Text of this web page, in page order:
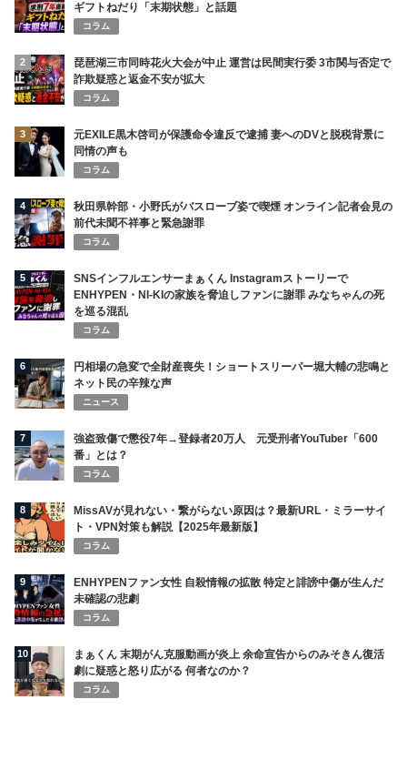
ギフトねだり「末期状態」と話題
コラム
2
琵琶湖三市同時花火大会が中止 運営は民間実行委 3市関与否定で
詐欺疑惑と返金不安が拡大
コラム
3
元EXILE黒木啓司が保護命令違反で逮捕 妻へのDVと脱税背景に
同情の声も
コラム
4
秋田県幹部・小野氏がバスローブ姿で喫煙 オンライン記者会見の
前代未聞不祥事と緊急謝罪
コラム
5
SNSインフルエンサーまぁくん Instagramストーリーで
ENHYPEN・NI-KIの家族を脅迫しファンに謝罪 みなちゃんの死
を巡る混乱
コラム
6
円相場の急変で全財産喪失！ショートスリーパー堀大輔の悲鳴と
ネット民の辛辣な声
ニュース
7
強盗致傷で懲役7年→登録者20万人 元受刑者YouTuber「600
番」とは？
コラム
8
MissAVが見れない・繋がらない原因は？最新URL・ミラーサイ
ト・VPN対策も解説【2025年最新版】
コラム
9
ENHYPENファン女性 自殺情報の拡散 特定と誹謗中傷が生んだ
未確認の悲劇
コラム
10
まぁくん 末期がん克服動画が炎上 余命宣告からのみそきん復活
劇に疑惑と怒り広がる 何者なのか？
コラム